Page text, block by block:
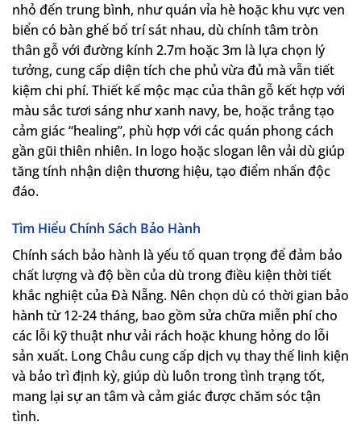
nhỏ đến trung bình, như quán vỉa hè hoặc khu vực ven
biển có bàn ghế bố trí sát nhau, dù chính tâm tròn
thân gỗ với đường kính 2.7m hoặc 3m là lựa chọn lý
tưởng, cung cấp diện tích che phủ vừa đủ mà vẫn tiết
kiệm chi phí. Thiết kế mộc mạc của thân gỗ kết hợp với
màu sắc tươi sáng như xanh navy, be, hoặc trắng tạo
cảm giác “healing”, phù hợp với các quán phong cách
gần gũi thiên nhiên. In logo hoặc slogan lên vải dù giúp
tăng tính nhận diện thương hiệu, tạo điểm nhấn độc
đáo.
Tìm Hiểu Chính Sách Bảo Hành
Chính sách bảo hành là yếu tố quan trọng để đảm bảo
chất lượng và độ bền của dù trong điều kiện thời tiết
khắc nghiệt của Đà Nẵng. Nên chọn dù có thời gian bảo
hành từ 12-24 tháng, bao gồm sửa chữa miễn phí cho
các lỗi kỹ thuật như vải rách hoặc khung hỏng do lỗi
sản xuất. Long Châu cung cấp dịch vụ thay thế linh kiện
và bảo trì định kỳ, giúp dù luôn trong tình trạng tốt,
mang lại sự an tâm và cảm giác được chăm sóc tận
tình.